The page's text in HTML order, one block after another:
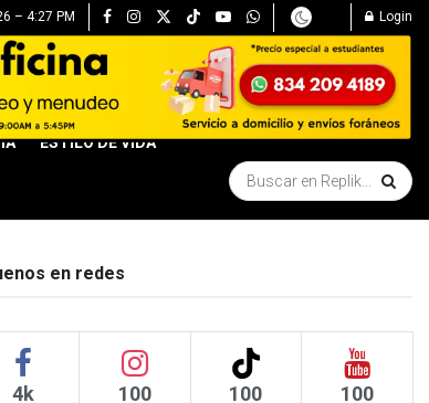
– 4:27 PM Login
ESTILO DE VIDA
en redes
4k 100 100 100